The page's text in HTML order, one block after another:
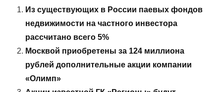
Из существующих в России паевых фондов
недвижимости на частного инвестора
рассчитано всего 5%
Москвой приобретены за 124 миллиона
рублей дополнительные акции компании
«Олимп»